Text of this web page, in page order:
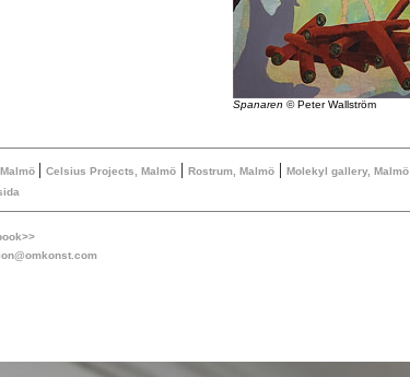
Spanaren © Peter Wallström
| Celsius Projects, Malmö | Rostrum, Malmö | Molekyl gallery, Malmö